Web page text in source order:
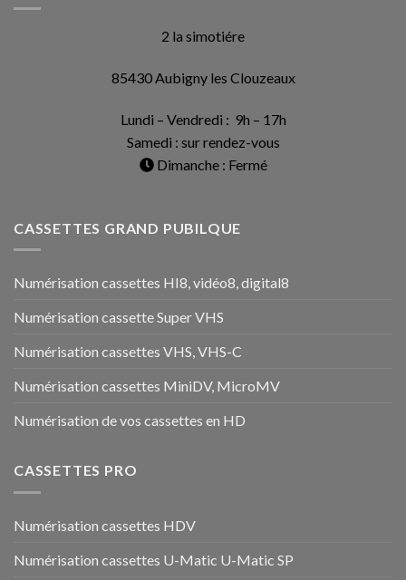
2 la simotiére
85430 Aubigny les Clouzeaux
Lundi – Vendredi : 9h – 17h
Samedi : sur rendez-vous
Dimanche : Fermé
CASSETTES GRAND PUBILQUE
Numérisation cassettes HI8, vidéo8, digital8
Numérisation cassette Super VHS
Numérisation cassettes VHS, VHS-C
Numérisation cassettes MiniDV, MicroMV
Numérisation de vos cassettes en HD
CASSETTES PRO
Numérisation cassettes HDV
Numérisation cassettes U-Matic U-Matic SP